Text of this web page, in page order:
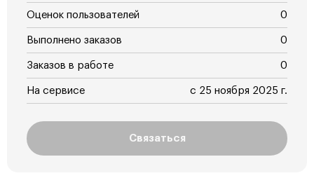
Оценок пользователей 0
Выполнено заказов 0
Заказов в работе 0
На сервисе с 25 ноября 2025 г.
Связаться